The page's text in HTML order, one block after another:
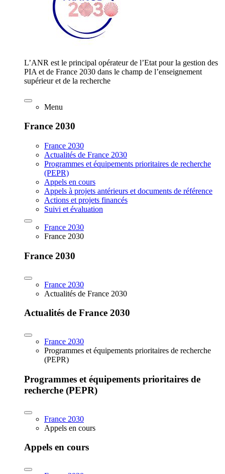
L’ANR est le principal opérateur de l’Etat pour la gestion des
PIA et de France 2030 dans le champ de l’enseignement
supérieur et de la recherche
Menu
France 2030
France 2030
Actualités de France 2030
Programmes et équipements prioritaires de recherche
(PEPR)
Appels en cours
Appels à projets antérieurs et documents de référence
Actions et projets financés
Suivi et évaluation
France 2030
France 2030
France 2030
France 2030
Actualités de France 2030
Actualités de France 2030
France 2030
Programmes et équipements prioritaires de recherche
(PEPR)
Programmes et équipements prioritaires de
recherche (PEPR)
France 2030
Appels en cours
Appels en cours